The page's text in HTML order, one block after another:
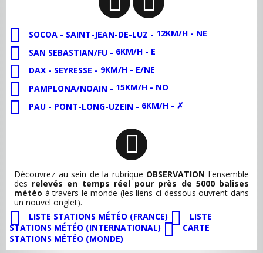
SOCOA - SAINT-JEAN-DE-LUZ - 12KM/H - NE
SAN SEBASTIAN/FU - 6KM/H - E
DAX - SEYRESSE - 9KM/H - E/NE
PAMPLONA/NOAIN - 15KM/H - NO
PAU - PONT-LONG-UZEIN - 6KM/H - ✗
Découvrez au sein de la rubrique OBSERVATION l'ensemble
des relevés en temps réel pour près de 5000 balises
météo à travers le monde (les liens ci-dessous ouvrent dans
un nouvel onglet).
LISTE STATIONS MÉTÉO (FRANCE)
LISTE
STATIONS MÉTÉO (INTERNATIONAL)
CARTE
STATIONS MÉTÉO (MONDE)